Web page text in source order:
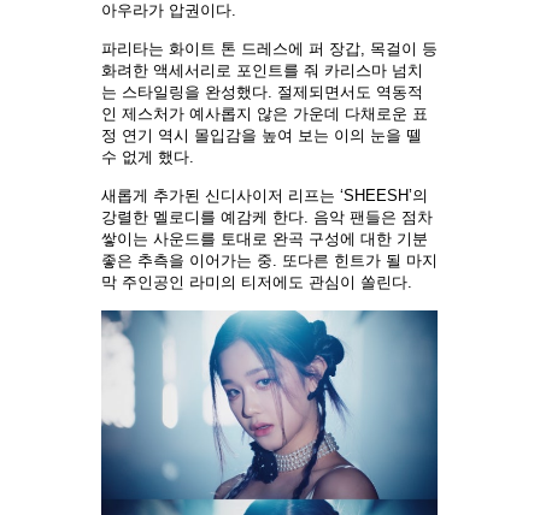
아우라가 압권이다.
파리타는 화이트 톤 드레스에 퍼 장갑, 목걸이 등
화려한 액세서리로 포인트를 줘 카리스마 넘치
는 스타일링을 완성했다. 절제되면서도 역동적
인 제스처가 예사롭지 않은 가운데 다채로운 표
정 연기 역시 몰입감을 높여 보는 이의 눈을 뗄
수 없게 했다.
새롭게 추가된 신디사이저 리프는 ‘SHEESH’의
강렬한 멜로디를 예감케 한다. 음악 팬들은 점차
쌓이는 사운드를 토대로 완곡 구성에 대한 기분
좋은 추측을 이어가는 중. 또다른 힌트가 될 마지
막 주인공인 라미의 티저에도 관심이 쏠린다.